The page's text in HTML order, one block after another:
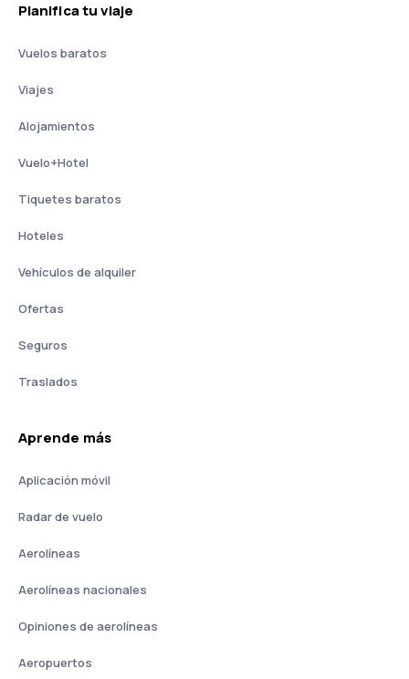
Planifica tu viaje
Vuelos baratos
Viajes
Alojamientos
Vuelo+Hotel
Tiquetes baratos
Hoteles
Vehículos de alquiler
Ofertas
Seguros
Traslados
Aprende más
Aplicación móvil
Radar de vuelo
Aerolíneas
Aerolíneas nacionales
Opiniones de aerolíneas
Aeropuertos